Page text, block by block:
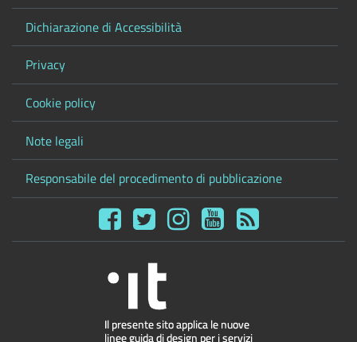
Dichiarazione di Accessibilità
Privacy
Cookie policy
Note legali
Responsabile del procedimento di pubblicazione